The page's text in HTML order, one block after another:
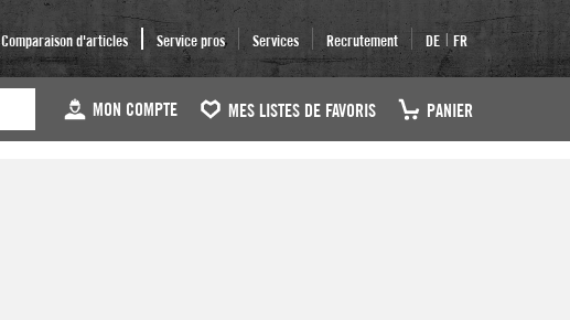
Comparaison d'articles Service pros Services Recrutement DE | FR
MON COMPTE MES LISTES DE FAVORIS PANIER